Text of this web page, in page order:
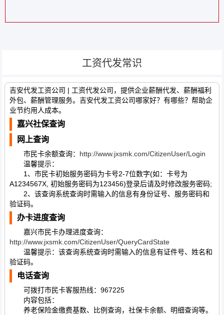
工资代发常识
吉安代发工资公司 | 工资代发公司，提供企业薪酬代发、薪酬福利
外包、薪酬管理服务。吉安代发工资公司哪家好？有哪些？帮助企
业节约用人成本。
嘉兴社保查询
网上查询
市民卡余额查询： http://www.jxsmk.com/CitizenUser/Login
温馨提示：
1、市民卡初始服务密码为卡号2-7位数字(如：卡号为
A1234567X, 初始服务密码为123456)登录后请及时修改服务密码;
2、该查询系统查询时需输入的信息有身份证号、服务密码和
验证码。
办卡进度查询
嘉兴市民卡办理进度查询：
http://www.jxsmk.com/CitizenUser/QueryCardState
温馨提示：该查询系统查询时需输入的信息有证件号、姓名和
验证码。
电话查询
可拨打市民卡客服热线：967225
内容包括：
养老保险金缴费基数、比例查询，社保卡余额、明细查询等。